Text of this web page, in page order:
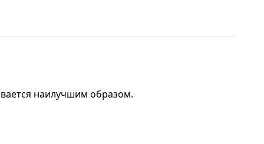
наилучшим образом.